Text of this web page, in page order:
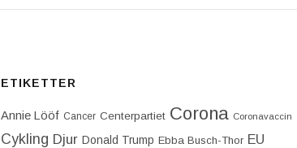
ETIKETTER
Annie Lööf Cancer Centerpartiet‎ Corona Coronavaccin
Cykling Djur Donald Trump Ebba Busch-Thor EU